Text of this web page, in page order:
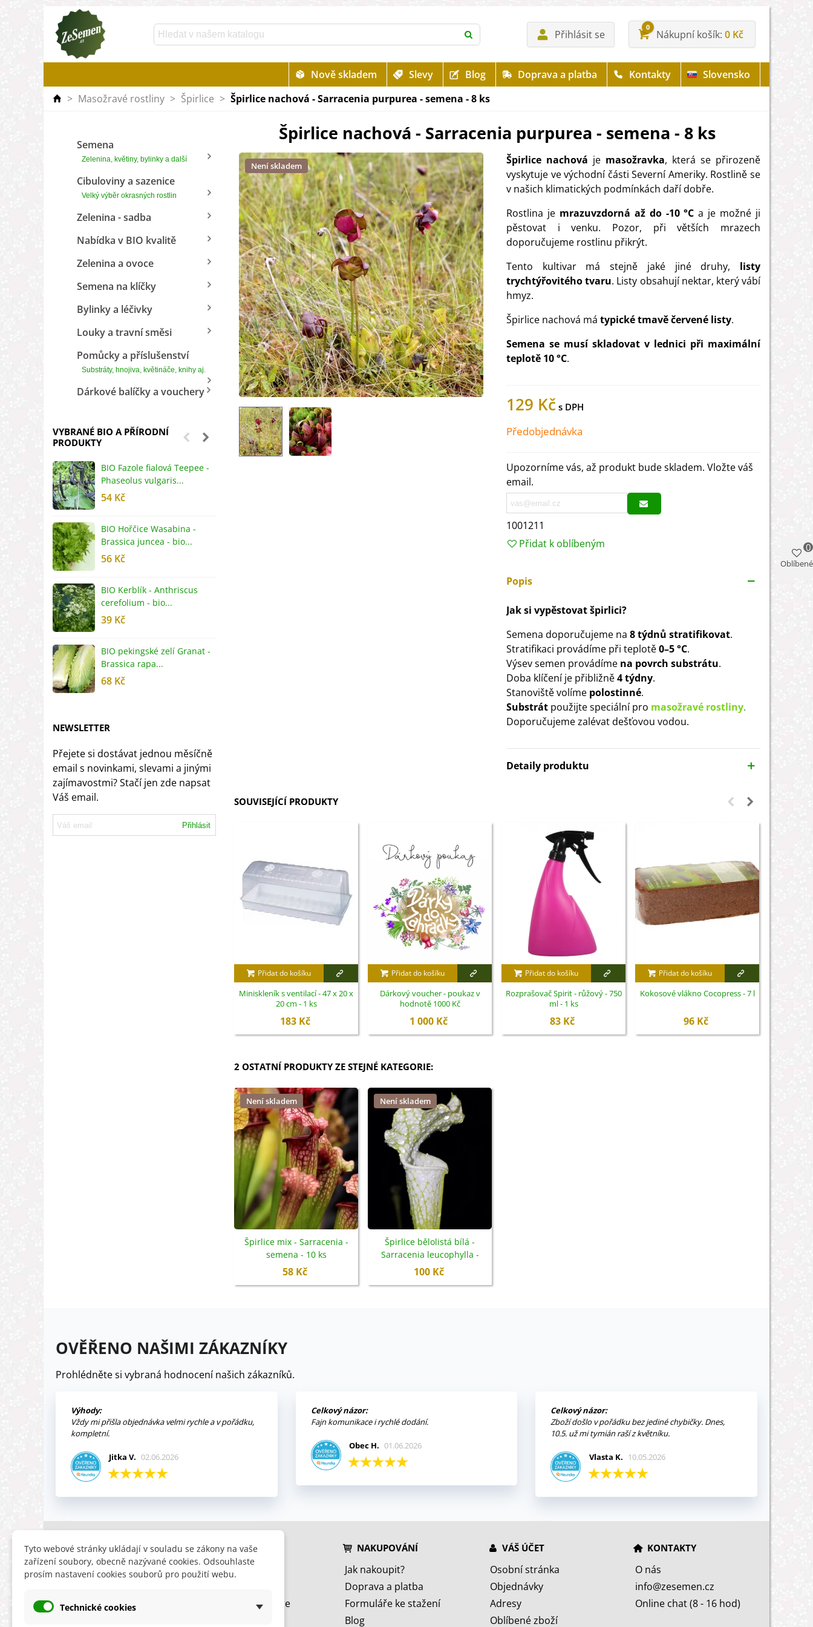
Přihlásit se
0
Nákupní košík 0 Kč
Nově skladem Slevy Blog Doprava a platba Kontakty
Slovensko
> Masožravé rostliny > Špirlice > Špirlice nachová - Sarracenia purpurea - semena - 8 ks
Semena
Zelenina, květiny, bylinky a další
Cibuloviny a sazenice
Velký výběr okrasných rostlin
Zelenina - sadba
Nabídka v BIO kvalitě
Zelenina a ovoce
Semena na klíčky
Bylinky a léčivky
Louky a travní směsi
Pomůcky a příslušenství
Substráty, hnojiva, květináče, knihy aj.
Dárkové balíčky a vouchery
VYBRANÉ BIO A PŘÍRODNÍ
PRODUKTY
BIO Fazole fialová Teepee -
Phaseolus vulgaris...
54 Kč
BIO Hořčice Wasabina -
Brassica juncea - bio...
56 Kč
BIO Kerblík - Anthriscus
cerefolium - bio...
39 Kč
BIO pekingské zelí Granat -
Brassica rapa...
68 Kč
NEWSLETTER
Přejete si dostávat jednou měsíčně
email s novinkami, slevami a jinými
zajímavostmi? Stačí jen zde napsat
Váš email.
Přihlásit
Špirlice nachová - Sarracenia purpurea - semena - 8 ks
Není skladem Špirlice nachová je masožravka, která se přirozeně
vyskytuje ve východní části Severní Ameriky. Rostlině se
v našich klimatických podmínkách daří dobře.
Rostlina je mrazuvzdorná až do -10 °C a je možné ji
pěstovat i venku. Pozor, při větších mrazech
doporučujeme rostlinu přikrýt.
Tento kultivar má stejně jaké jiné druhy, listy
trychtýřovitého tvaru. Listy obsahují nektar, který vábí
hmyz.
Špirlice nachová má typické tmavě červené listy.
Semena se musí skladovat v lednici při maximální
teplotě 10 °C.
129 Kč
Předobjednávka
Upozorníme vás, až produkt bude skladem. Vložte váš
email.
1001211
Přidat k oblíbeným
Popis
Jak si vypěstovat špirlici?
Semena doporučujeme na 8 týdnů stratifikovat.
Stratifikaci provádíme při teplotě0–5 °C.
Výsev semen provádíme na povrch substrátu.
Doba klíčení je přibližně4 týdny.
Stanoviště volíme polostinné.
Substrát použijte speciální pro masožravé rostliny.
Doporučujeme zalévat dešťovou vodou.
Detaily produktu
SOUVISEJÍCÍ PRODUKTY
Přidat do košíku
Miniskleník s ventilací - 47 x 20 x
20 cm - 1 ks
183 Kč
Přidat do košíku
Dárkový voucher - poukaz v
hodnotě 1000 Kč
1 000 Kč
Přidat do košíku
Rozprašovač Spirit - růžový - 750
ml - 1 ks
83 Kč
Přidat do košíku
Kokosové vlákno Cocopress - 7 l
96 Kč
2 OSTATNÍ PRODUKTY ZE STEJNÉ KATEGORIE:
Není skladem
Špirlice mix - Sarracenia -
semena - 10 ks
58 Kč
Není skladem
Špirlice bělolistá bílá -
Sarracenia leucophylla -
semena - 10 ks
100 Kč
OVĚŘENO NAŠIMI ZÁKAZNÍKY
Prohlédněte si vybraná hodnocení našich zákazníků.
Výhody:
Vždy mi přišla objednávka velmi rychle a v pořádku,
kompletní.
Jitka V. 02.06.2026
Celkový názor:
Fajn komunikace i rychlé dodání.
Obec H. 01.06.2026
Celkový názor:
Zboží došlo v pořádku bez jediné chybičky. Dnes,
10.5. už mi tymián raší z květníku.
Vlasta K. 10.05.2026
INFORMACE
Obchodní podmínky
Ochrana osobních údajů
HLEDÁTE
Slevy
Nyní doporučujeme
NAKUPOVÁNÍ
Jak nakoupit?
Doprava a platba
Formuláře ke stažení
Blog
VÁŠ ÚČET
Osobní stránka
Objednávky
Adresy
Oblíbené zboží
KONTAKTY
O nás
info@zesemen.cz
Online chat (8 - 16 hod)
Oblíbené
0
Tyto webové stránky ukládají v souladu se zákony na vaše
zařízení soubory, obecně nazývané cookies. Odsouhlaste
prosím nastavení cookies souborů pro použití webu.
Technické cookies